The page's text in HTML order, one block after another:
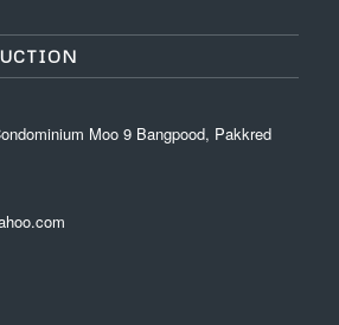
Moo 9 Bangpood, Pakkred